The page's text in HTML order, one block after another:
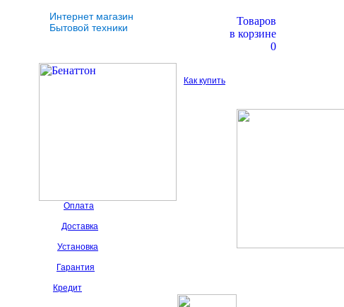
Интернет магазин
Бытовой техники
Товаров
в корзине
0
Как купить
Оплата
Доставка
Установка
Гарантия
Кредит